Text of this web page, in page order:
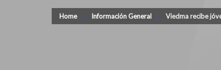
Home Información General Viedma recibe